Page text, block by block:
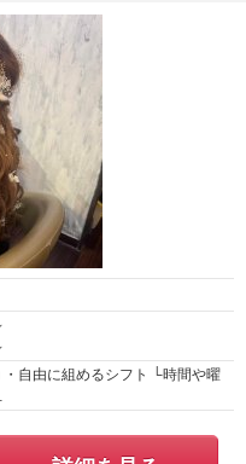
: 1250～2500 円
・自由に組めるシフト └時間や曜